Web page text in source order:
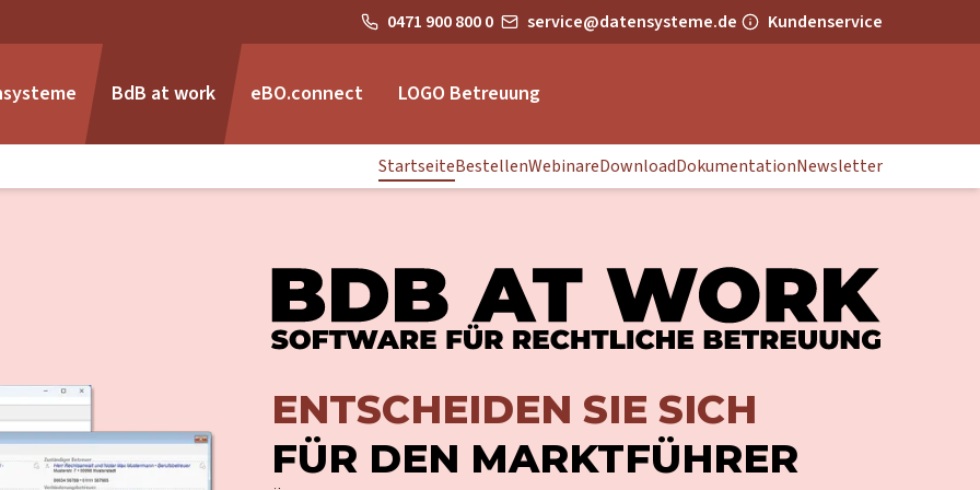
0471 900 800 0 service@datensysteme.de Kundenservice
BdB at work
StartseiteBestellenWebinareDownloadDokumentationNewsletter
eBO.connect LOGO Betreuung
ENTSCHEIDEN SIE SICH
FÜR DEN MARKTFÜHRER